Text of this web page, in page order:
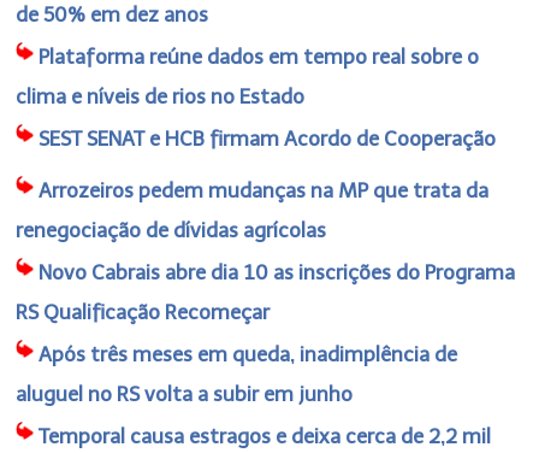
de 50% em dez anos
Plataforma reúne dados em tempo real sobre o
clima e níveis de rios no Estado
SEST SENAT e HCB firmam Acordo de Cooperação
Arrozeiros pedem mudanças na MP que trata da
renegociação de dívidas agrícolas
Novo Cabrais abre dia 10 as inscrições do Programa
RS Qualificação Recomeçar
Após três meses em queda, inadimplência de
aluguel no RS volta a subir em junho
Temporal causa estragos e deixa cerca de 2,2 mil